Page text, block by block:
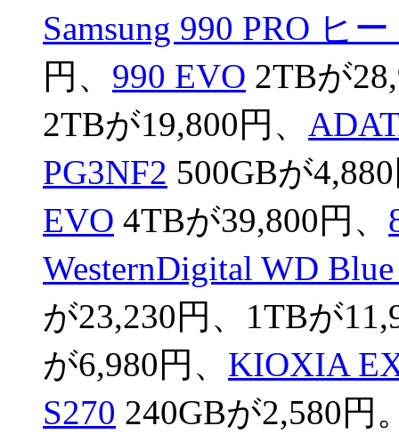
Samsung 990 PRO ヒ
円、 990 EVO 2TBが
2TBが19,800円、
PG3NF2 500GBが
EVO 4TBが39,800円、
WesternDigital WD
が23,230円、1TBが
が6,980円、 KIOXIA
S270 240GBが2,580円